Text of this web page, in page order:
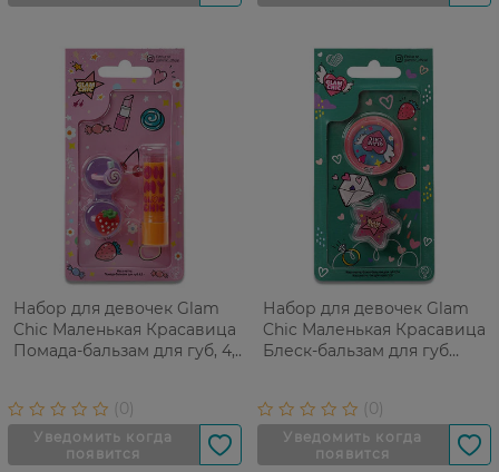
Набор для девочек Glam
Chic Маленькая Красавица
Помада-бальзам для губ, 4,5
Набор для девочек Glam
Chic Маленькая Красавица
Блеск-бальзам для губ